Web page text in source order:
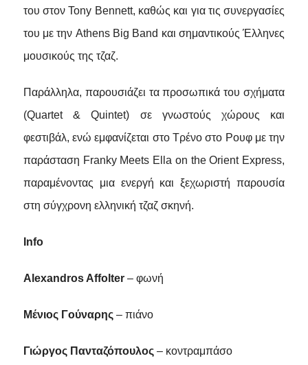
του στον Tony Bennett, καθώς και για τις συνεργασίες
του με την Athens Big Band και σημαντικούς Έλληνες
μουσικούς της τζαζ.
Παράλληλα, παρουσιάζει τα προσωπικά του σχήματα
(Quartet & Quintet) σε γνωστούς χώρους και
φεστιβάλ, ενώ εμφανίζεται στο Τρένο στο Ρουφ με την
παράσταση Franky Meets Ella on the Orient Express,
παραμένοντας μια ενεργή και ξεχωριστή παρουσία
στη σύγχρονη ελληνική τζαζ σκηνή.
nfo
Alexandros Affolter– φωνή
Μένιος Γούναρης– πιάνο
Γιώργος Πανταζόπουλος– κοντραμπάσο